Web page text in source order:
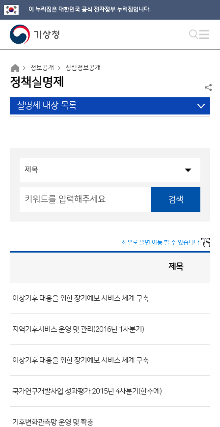
이 누리집은 대한민국 공식 전자정부 누리집입니다.
정보공개 청렴정보공개
정책실명제
실명제 대상 목록
검색
좌우로 밀면 이동 할 수 있습니다.
게
시
판
목
(번
호,
부
서,
첨
제목
이상기후 대응을 위한 장기예보 서비스 체계 구축
지역기후서비스 운영 및 관리(2016년 1사분기)
이상기후 대응을 위한 장기예보 서비스 체계 구축
국가연구개발사업 성과평가 2015년 4사분기(한수예)
기후변화관측망 운영 및 확충